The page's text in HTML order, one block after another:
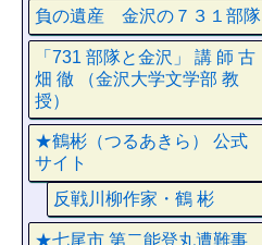
負の遺産 金沢の７３１部隊
「731 部隊と金沢」 講 師 古
畑 徹 （金沢大学文学部 教
授）
★鶴彬（つるあきら） 公式
サイト
反戦川柳作家・鶴 彬
★七尾市 第二能登丸遭難事